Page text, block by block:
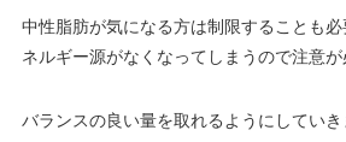
中性脂肪が気になる方は制限することも
ネルギー源がなくなってしまうので注意が
バランスの良い量を取れるようにしていき